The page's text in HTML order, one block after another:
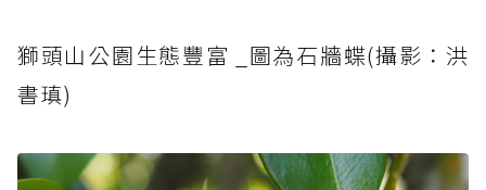
獅頭山公園生態豐富 _圖為石牆蝶(攝影：洪
書瑱)